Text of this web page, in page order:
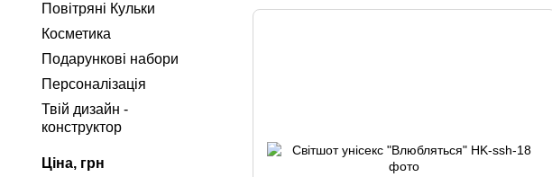
Повітряні Кульки
Косметика
Подарункові набори
Персоналізація
Твій дизайн -
конструктор
Ціна, грн